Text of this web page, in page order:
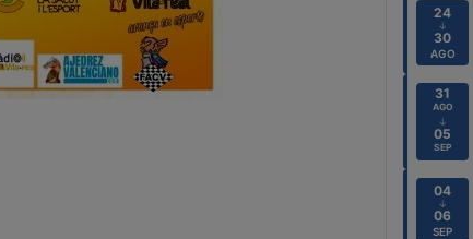
24
↓
30
AGO
31
AGO
↓
05
SEP
04
↓
06
SEP